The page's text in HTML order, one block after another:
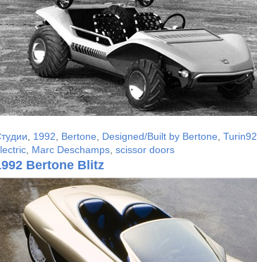
1992 Bertone Designed/Built by Bertone Turin92
Marc Deschamps scissor doors
Bertone Blitz